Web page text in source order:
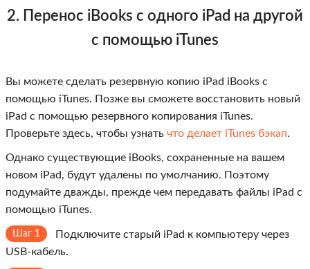
2. Перенос iBooks с одного iPad на другой
с помощью iTunes
Вы можете сделать резервную копию iPad iBooks с
помощью iTunes. Позже вы сможете восстановить новый
iPad с помощью резервного копирования iTunes.
Проверьте здесь, чтобы узнать что делает iTunes бэкап.
Однако существующие iBooks, сохраненные на вашем
новом iPad, будут удалены по умолчанию. Поэтому
подумайте дважды, прежде чем передавать файлы iPad с
помощью iTunes.
Шаг 1
Подключите старый iPad к компьютеру через
USB-кабель.